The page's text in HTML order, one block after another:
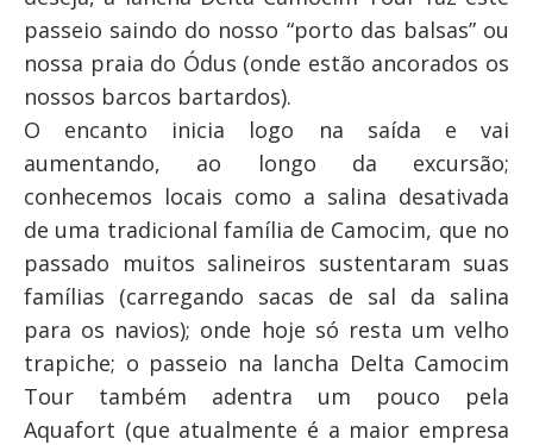
passeio saindo do nosso “porto das balsas” ou
nossa praia do Ódus (onde estão ancorados os
nossos barcos bartardos).
O encanto inicia logo na saída e vai
aumentando, ao longo da excursão;
conhecemos locais como a salina desativada
de uma tradicional família de Camocim, que no
passado muitos salineiros sustentaram suas
famílias (carregando sacas de sal da salina
para os navios); onde hoje só resta um velho
trapiche; o passeio na lancha Delta Camocim
Tour também adentra um pouco pela
Aquafort (que atualmente é a maior empresa